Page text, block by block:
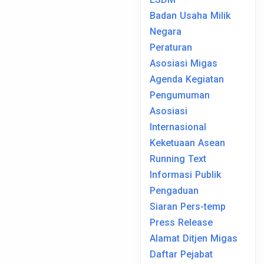
Badan Usaha Milik
Negara
Peraturan
Asosiasi Migas
Agenda Kegiatan
Pengumuman
Asosiasi
Internasional
Keketuaan Asean
Running Text
Informasi Publik
Pengaduan
Siaran Pers-temp
Press Release
Alamat Ditjen Migas
Daftar Pejabat